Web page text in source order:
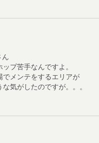
プ苦手なんですよ。
でメンテをするエリアが
気がしたのですが。。。